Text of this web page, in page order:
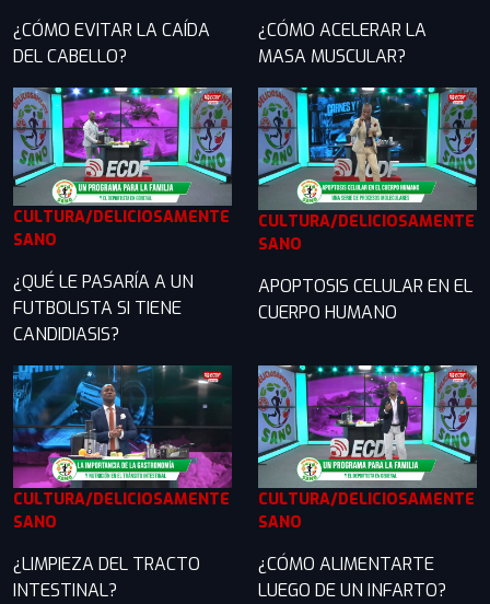
¿CÓMO EVITAR LA CAÍDA
DEL CABELLO?
¿CÓMO ACELERAR LA
MASA MUSCULAR?
CULTURA/DELICIOSAMENTE
SANO
¿QUÉ LE PASARÍA A UN
FUTBOLISTA SI TIENE
CANDIDIASIS?
CULTURA/DELICIOSAMENTE
SANO
APOPTOSIS CELULAR EN EL
CUERPO HUMANO
CULTURA/DELICIOSAMENTE
SANO
¿LIMPIEZA DEL TRACTO
INTESTINAL?
CULTURA/DELICIOSAMENTE
SANO
¿CÓMO ALIMENTARTE
LUEGO DE UN INFARTO?